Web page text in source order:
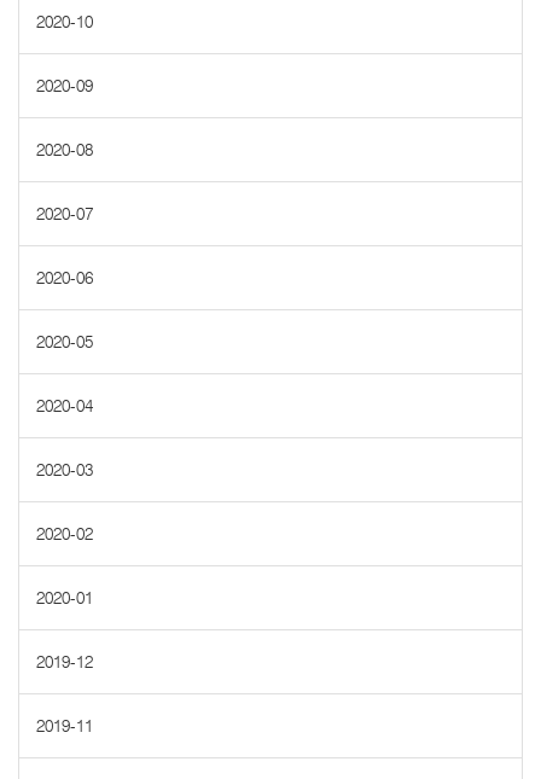
2020-10
2020-09
2020-08
2020-07
2020-06
2020-05
2020-04
2020-03
2020-02
2020-01
2019-12
2019-11